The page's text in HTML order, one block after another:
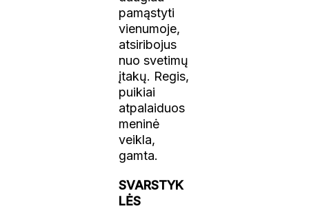
pamąstyti
vienumoje,
atsiribojus
nuo svetimų
įtakų. Regis,
puikiai
atpalaiduos
meninė
veikla,
gamta.
SVARSTYK
LĖS